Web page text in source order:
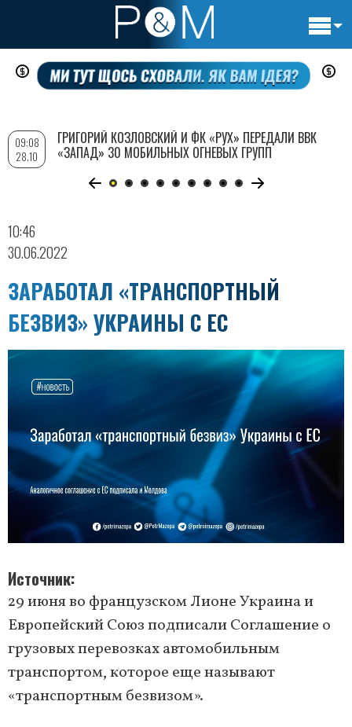
Перейти
содержанию
10:46
30.06.2022
ЗАРАБОТАЛ «ТРАНСПОРТНЫЙ
БЕЗВИЗ» УКРАИНЫ С ЕС
Источник
29 июня во французском Лионе Украина и
Европейский Союз подписали Соглашение о
грузовых перевозках автомобильным
транспортом, которое еще называют
«транспортным безвизом».
09:08
28.10
ГРИГОРИЙ КОЗЛОВСКИЙ И ФК «РУХ» ПЕРЕДАЛИ ВВК
«ЗАПАД» 30 МОБИЛЬНЫХ ОГНЕВЫХ ГРУПП